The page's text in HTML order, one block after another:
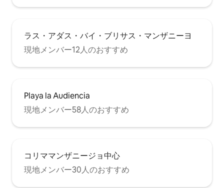
ラス・アダス・バイ・ブリサス・マンザニーヨ
現地メンバー12人のおすすめ
Playa la Audiencia
現地メンバー58人のおすすめ
コリママンザニージョ中心
現地メンバー30人のおすすめ